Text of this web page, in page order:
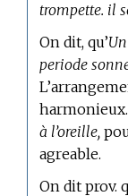
trompette. il
On dit, qu’
periode
harmonieux.
à l’oreille,
agreable.
On dit prov.